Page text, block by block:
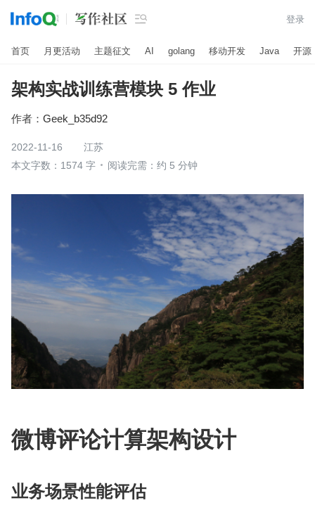
 登录
首页 月更活动 主题征文 AI golang 移动开发 Java 开源
架构实战训练营模块 5 作业
作者： Geek_b35d92
2022-11-16
江苏
本文字数：1574 字
阅读完需：约 5 分钟
微博评论计算架构设计
业务场景性能评估